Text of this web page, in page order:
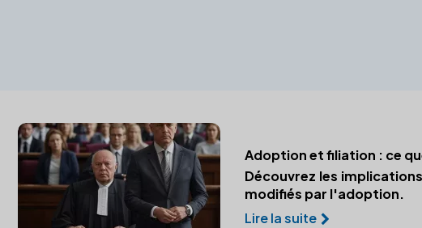
Adoption et filiation : ce
Découvrez les
modifiés par l'adoption.
Lire la suite